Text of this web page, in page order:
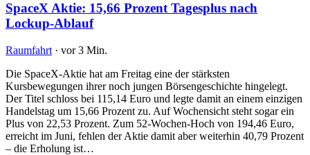
SpaceX Aktie: 15,66 Prozent Tagesplus nach
Lockup-Ablauf
Raumfahrt · vor 3 Min.
Die SpaceX-Aktie hat am Freitag eine der stärksten
Kursbewegungen ihrer noch jungen Börsengeschichte hingelegt.
Der Titel schloss bei 115,14 Euro und legte damit an einem einzigen
Handelstag um 15,66 Prozent zu. Auf Wochensicht steht sogar ein
Plus von 22,53 Prozent. Zum 52-Wochen-Hoch von 194,46 Euro,
erreicht im Juni, fehlen der Aktie damit aber weiterhin 40,79 Prozent
– die Erholung ist…